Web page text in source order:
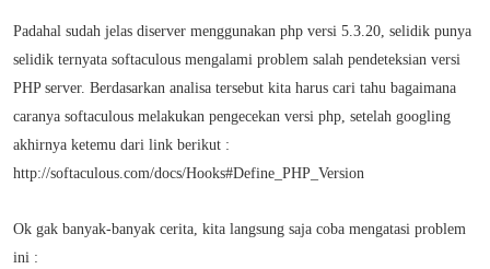
Padahal sudah jelas diserver menggunakan php versi 5.3.20, selidik punya
selidik ternyata softaculous mengalami problem salah pendeteksian versi
PHP server. Berdasarkan analisa tersebut kita harus cari tahu bagaimana
caranya softaculous melakukan pengecekan versi php, setelah googling
akhirnya ketemu dari link berikut :
http://softaculous.com/docs/Hooks#Define_PHP_Version
Ok gak banyak-banyak cerita, kita langsung saja coba mengatasi problem
ini :